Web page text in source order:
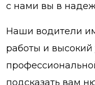
с нами вы в
Наши водители
работы и высокий
подсказать вам